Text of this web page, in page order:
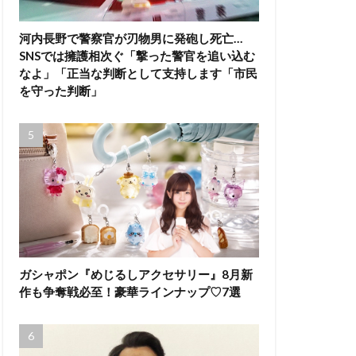
河内長野で警察官が刃物男に発砲し死亡…
SNSでは擁護相次ぐ「撃った警官を追い込む
なよ」「正当な判断として支持します「市民
を守った判断」
ガシャポン『めじるしアクセサリー』8月新
作も争奪戦必至！豪華ラインナップ♡7選